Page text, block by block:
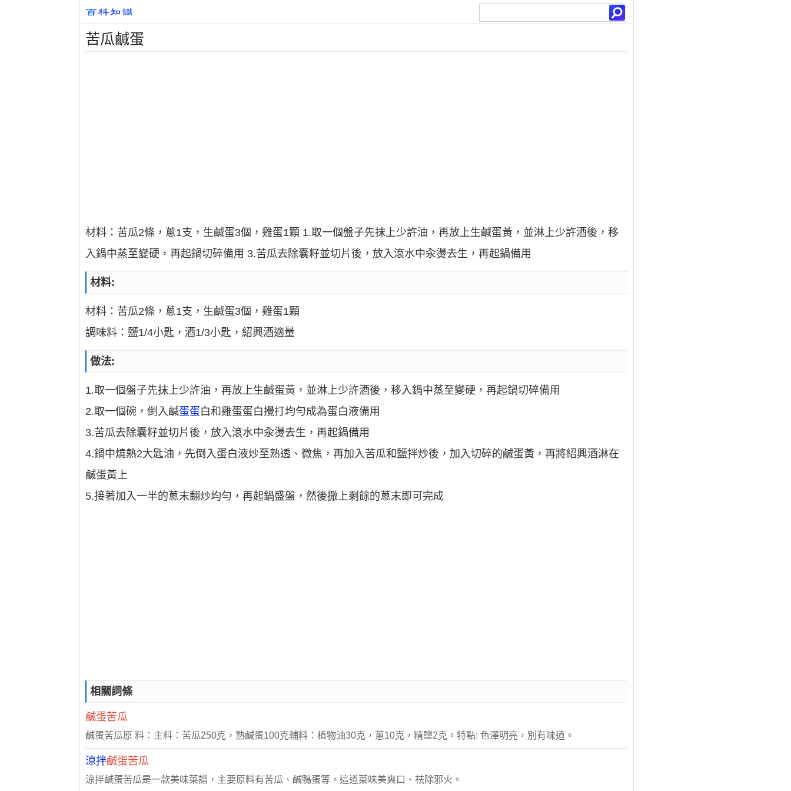
苦瓜鹹蛋
材料：苦瓜2條，蔥1支，生鹹蛋3個，雞蛋1顆 1.取一個盤子先抹上少許油，再放上生鹹蛋黃，並淋上少許酒後，移
入鍋中蒸至變硬，再起鍋切碎備用 3.苦瓜去除囊籽並切片後，放入滾水中汆燙去生，再起鍋備用
材料:
材料：苦瓜2條，蔥1支，生鹹蛋3個，雞蛋1顆
調味料：鹽1/4小匙，酒1/3小匙，紹興酒適量
做法:
1.取一個盤子先抹上少許油，再放上生鹹蛋黃，並淋上少許酒後，移入鍋中蒸至變硬，再起鍋切碎備用
2.取一個碗，倒入鹹蛋蛋白和雞蛋蛋白攪打均勻成為蛋白液備用
3.苦瓜去除囊籽並切片後，放入滾水中汆燙去生，再起鍋備用
4.鍋中燒熱2大匙油，先倒入蛋白液炒至熟透、微焦，再加入苦瓜和鹽拌炒後，加入切碎的鹹蛋黃，再將紹興酒淋在
鹹蛋黃上
5.接著加入一半的蔥末翻炒均勻，再起鍋盛盤，然後撒上剩餘的蔥末即可完成
相關詞條
鹹蛋苦瓜
鹹蛋苦瓜原 料：主料：苦瓜250克，熟鹹蛋100克輔料：植物油30克，蔥10克，精鹽2克。特點: 色澤明亮，別有味道。
涼拌鹹蛋苦瓜
涼拌鹹蛋苦瓜是一款美味菜譜，主要原料有苦瓜、鹹鴨蛋等，這道菜味美爽口、祛除邪火。